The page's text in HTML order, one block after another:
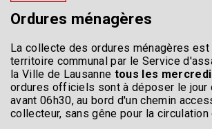
Ordures ménagères
La collecte des ordures ménagères
territoire communal par le Service
la Ville de Lausanne tous les
ordures officiels sont à déposer le jour
avant 06h30, au bord d'un chemin
collecteur, sans gêne pour la